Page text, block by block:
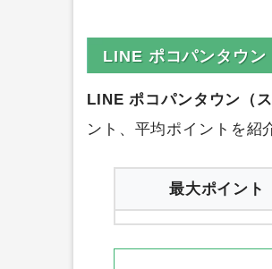
LINE ポコパンタウン（